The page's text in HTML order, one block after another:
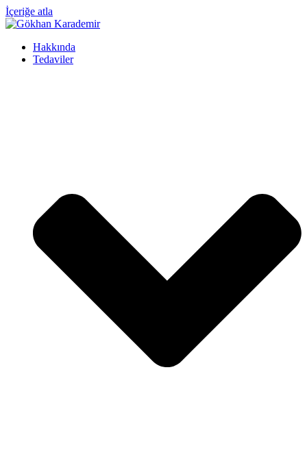
İçeriğe atla
Hakkında
Tedaviler